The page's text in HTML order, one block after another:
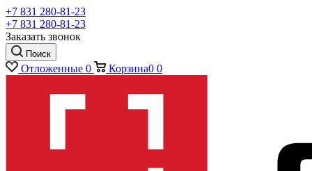
+7 831 280-81-23
+7 831 280-81-23
Заказать звонок
Поиск
Отложенные 0 Корзина0 0